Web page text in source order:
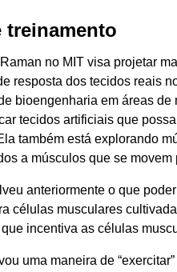
treinamento
no MIT visa projetar
resposta dos tecidos reais
bioengenharia em áreas
tecidos artificiais que
também está explorando
a músculos que se
anteriormente o que
células musculares
que incentiva as células
uma maneira de